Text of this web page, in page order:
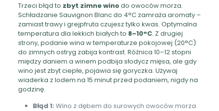
Trzeci błąd to zbyt zimne winodo owoców morza.
Schładzanie Sauvignon Blanc do 4°C zamraża aromaty –
zamiast trawy i grejpfruta czujesz tylko kwas. Optymalna
temperatura dla lekkich białych to 8–10°C. Z drugiej
strony, podanie wina w temperaturze pokojowej (20°C)
do zimnych ostryg zabija kontrast. Różnica 10–12 stopni
między daniem a winem podbija słodycz mięsa, ale gdy
wino jest zbyt ciepłe, pojawia się goryczka. Używaj
wiaderka z lodem na 15 minut przed podaniem, nigdy na
godzinę.
Błąd 1: Wino z dębem do surowych owoców morza